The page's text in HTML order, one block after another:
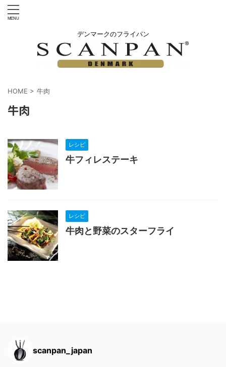
デンマークのフライパン
HOME > 牛肉
牛肉
レシピ
牛フィレステーキ
レシピ
牛肉と野菜のスターフライ
scanpan_japan